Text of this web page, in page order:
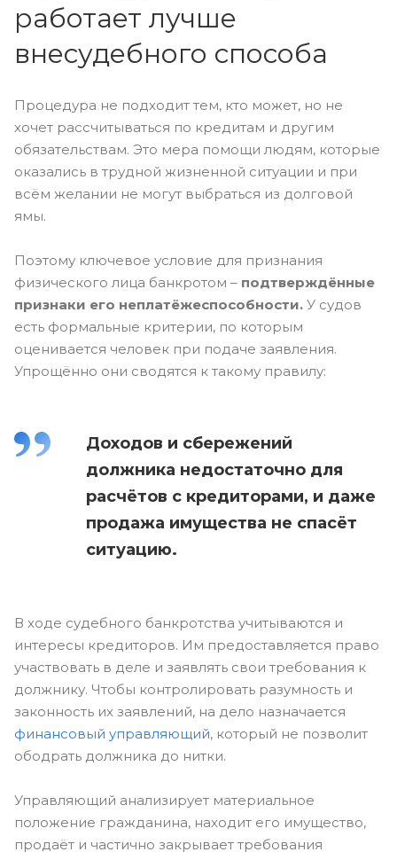
работает лучше
внесудебного способа
Процедура не подходит тем, кто может, но не
хочет рассчитываться по кредитам и другим
обязательствам. Это мера помощи людям, которые
оказались в трудной жизненной ситуации и при
всём желании не могут выбраться из долговой
ямы.
Поэтому ключевое условие для признания
физического лица банкротом – подтверждённые
признаки его неплатёжеспособности. У судов
есть формальные критерии, по которым
оценивается человек при подаче заявления.
Упрощённо они сводятся к такому правилу:
Доходов и сбережений
должника недостаточно для
расчётов с кредиторами, и даже
продажа имущества не спасёт
ситуацию.
В ходе судебного банкротства учитываются и
интересы кредиторов. Им предоставляется право
участвовать в деле и заявлять свои требования к
должнику. Чтобы контролировать разумность и
законность их заявлений, на дело назначается
финансовый управляющий, который не позволит
ободрать должника до нитки.
Управляющий анализирует материальное
положение гражданина, находит его имущество,
продаёт и частично закрывает требования